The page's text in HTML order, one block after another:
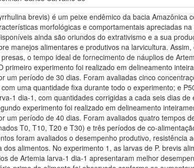
brevis) é um peixe endêmico da bacia Amazônica
morfológicas e comportamentais apreciadas
ainda são oriundos do extrativismo e a sua
manejos alimentares e produtivos na larvicultura.
o tempo ideal de fornecimento de náuplios de
primeiro experimento foi realizado em delineamento
um período de 30 dias. Foram avaliadas cinco
uma quantidade fixa durante todo o experimento; e
1 dia-1, com quantidades corrigidas a cada seis dias
experimento foi realizado em delineamento
um período de 40 dias. Foram avaliados quatro tempos
T0, T10, T20 e T30) e três períodos de co-
foram avaliados o desempenho produtivo, resistência
dos alimentos. No experimento 1, as larvas de P. brevis
de Artemia larva-1 dia-1 apresentaram melhor